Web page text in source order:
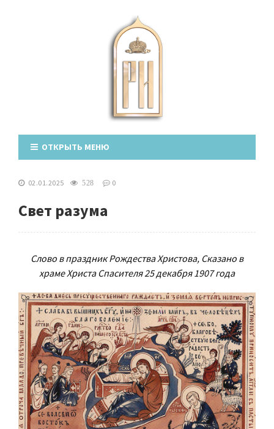
ОТКРЫТЬ МЕНЮ
02.01.2025 528 0
Свет разума
Слово в праздник Рождества Христова, Сказано в
храме Христа Спасителя 25 декабря 1907 года